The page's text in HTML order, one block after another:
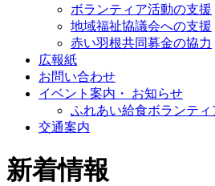
ボランティア活動の支援
地域福祉協議会への支援
赤い羽根共同募金の協力
広報紙
お問い合わせ
イベント案内・ お知らせ
ふれあい給食ボランティ
交通案内
新着情報